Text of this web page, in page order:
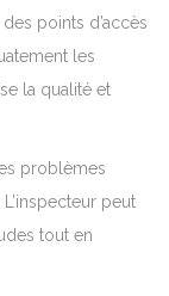
points d’accès
les
la qualité et
problèmes
peut
tout en